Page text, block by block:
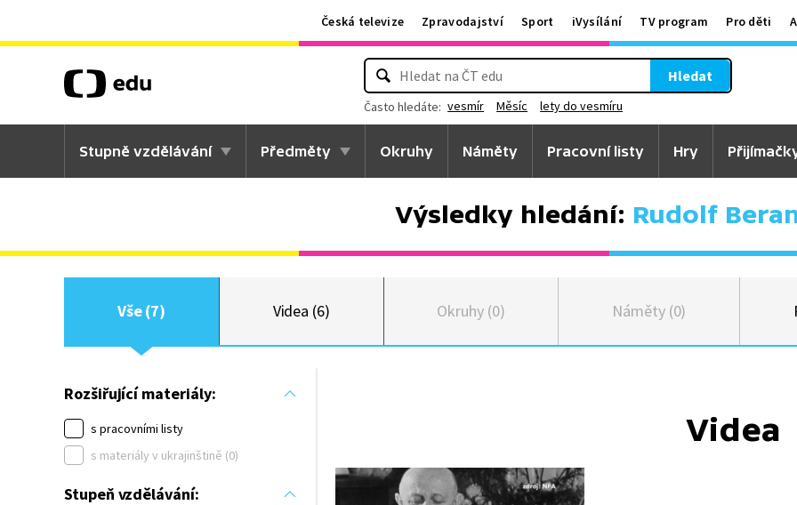
Česká televize Zpravodajství Sport iVysílání TV program Pro děti
Hledat
Často hledáte: vesmír Měsíc lety do vesmíru
Stupně vzdělávání Předměty Okruhy Náměty Pracovní listy Hry
Výsledky hledání: Rudolf
Vše (7) Videa (6) Okruhy (0) Náměty (0)
Rozšiřující materiály:
s pracovními listy
s materiály v ukrajinštině (0)
Stupeň vzdělávání:
Videa